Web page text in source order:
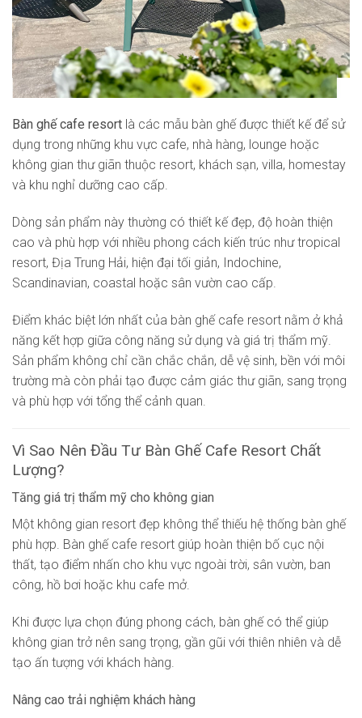
Bàn ghế cafe resort là các mẫu bàn ghế được thiết kế để sử
dụng trong những khu vực cafe, nhà hàng, lounge hoặc
không gian thư giãn thuộc resort, khách sạn, villa, homestay
và khu nghỉ dưỡng cao cấp.
Dòng sản phẩm này thường có thiết kế đẹp, độ hoàn thiện
cao và phù hợp với nhiều phong cách kiến trúc như tropical
resort, Địa Trung Hải, hiện đại tối giản, Indochine,
Scandinavian, coastal hoặc sân vườn cao cấp.
Điểm khác biệt lớn nhất của bàn ghế cafe resort nằm ở khả
năng kết hợp giữa công năng sử dụng và giá trị thẩm mỹ.
Sản phẩm không chỉ cần chắc chắn, dễ vệ sinh, bền với môi
trường mà còn phải tạo được cảm giác thư giãn, sang trọng
và phù hợp với tổng thể cảnh quan.
Vì Sao Nên Đầu Tư Bàn Ghế Cafe Resort Chất
Lượng?
Tăng giá trị thẩm mỹ cho không gian
Một không gian resort đẹp không thể thiếu hệ thống bàn ghế
phù hợp. Bàn ghế cafe resort giúp hoàn thiện bố cục nội
thất, tạo điểm nhấn cho khu vực ngoài trời, sân vườn, ban
công, hồ bơi hoặc khu cafe mở.
Khi được lựa chọn đúng phong cách, bàn ghế có thể giúp
không gian trở nên sang trọng, gần gũi với thiên nhiên và dễ
tạo ấn tượng với khách hàng.
Nâng cao trải nghiệm khách hàng